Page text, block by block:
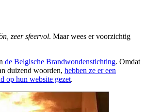
zeer sfeervol. Maar wees er voorzichtig
de Belgische Brandwondenstichting. Omdat
duizend woorden, hebben ze er een
op hun website gezet.